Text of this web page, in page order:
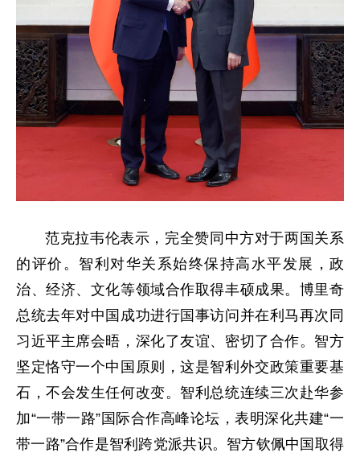
范克拉韦伦表示，完全赞同中方对于两国关系
的评价。智利对华关系始终保持高水平发展，政
治、经济、文化等领域合作取得丰硕成果。博里奇
总统去年对中国成功进行国事访问并在利马再次同
习近平主席会晤，深化了友谊、密切了合作。智方
坚定恪守一个中国原则，这是智利外交政策重要基
石，不会发生任何改变。智利总统连续三次赴华参
加“一带一路”国际合作高峰论坛，表明深化共建“一
带一路”合作是智利跨党派共识。智方钦佩中国取得